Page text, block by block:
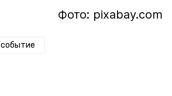
Фото: pixabay.com
событие